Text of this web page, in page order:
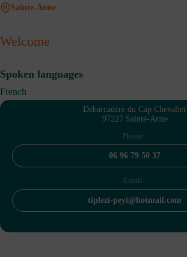
Sainte-Anne
Welcome
Spoken languages
French
Débarcadère du Cap Chevalier
97227 Sainte-Anne
Phone :
06 96 79 50 37
Email :
tiplezi-peyi@hotmail.com